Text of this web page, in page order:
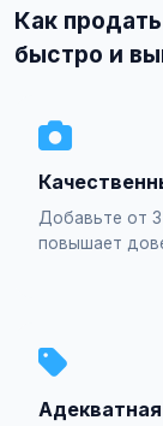
Как
быстро и
Добавьте от
повышает